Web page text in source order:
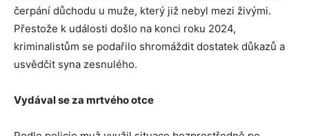
čerpání důchodu u muže, který již nebyl mezi živými.
Přestože k události došlo na konci roku 2024,
kriminalistům se podařilo shromáždit dostatek důkazů a
usvědčit syna zesnulého.
Vydával se za mrtvého otce